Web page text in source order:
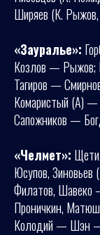
Ширяев (К. Рыжов,
«Зауралье»:
Козлов — Рыжов;
Тагиров —
Комаристый (А)
Сапожников —
«Челмет»:
Юсупов,
Филатов,
Проничкин,
Колодий — Шэн —